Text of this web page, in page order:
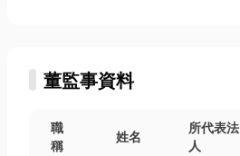
董監事資料
職
稱
姓名
所代表法
人